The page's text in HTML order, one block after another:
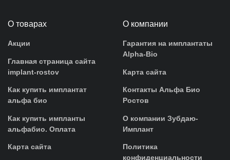
О товарах
Акции
Главная страница сайта
implant-rostov
Как купить имплантат
альфа био
Как купить импланты
альфабио. Оплата
Карта сайта
О компании
Гарантия на имплантаты
Alpha-Bio
Карта сайта
Контакты Альфа Био
Ростов
О компании Зубдаю-
Имплант
Политика
конфиденциальности